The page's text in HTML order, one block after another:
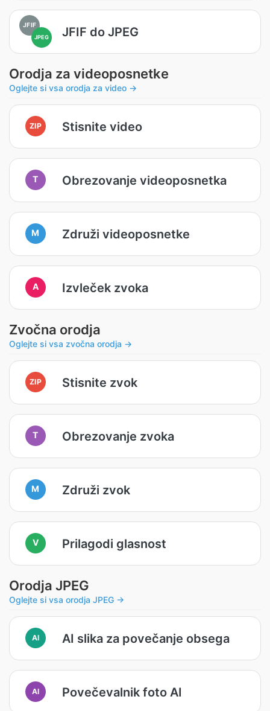
JFIF
JPEG JFIF do JPEG
Orodja za videoposnetke
Oglejte si vsa orodja za video →
ZIP Stisnite video
T Obrezovanje videoposnetka
M Združi videoposnetke
A Izvleček zvoka
Zvočna orodja
Oglejte si vsa zvočna orodja →
ZIP Stisnite zvok
T Obrezovanje zvoka
M Združi zvok
V Prilagodi glasnost
Orodja JPEG
Oglejte si vsa orodja JPEG →
AI AI slika za povečanje obsega
AI Povečevalnik foto AI